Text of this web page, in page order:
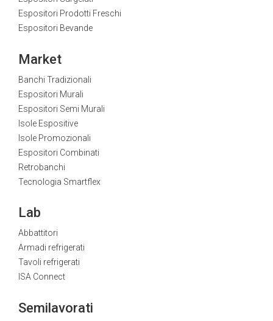
Espositori Prodotti Freschi
Espositori Bevande
Market
Banchi Tradizionali
Espositori Murali
Espositori Semi Murali
Isole Espositive
Isole Promozionali
Espositori Combinati
Retrobanchi
Tecnologia Smartflex
Lab
Abbattitori
Armadi refrigerati
Tavoli refrigerati
ISA Connect
Semilavorati